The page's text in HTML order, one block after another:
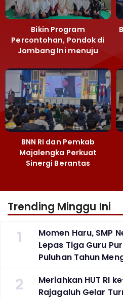
Bikin Program
Percontohan, Pondok di
Jombang Ini menuju
Mandiri Kelola Sampah
dan Ketahanan Pangan
BNN RI dan Pemkab
Majalengka Perkuat
Sinergi Berantas
Trending Minggu Ini
1
Momen Haru, SMP
Lepas Tiga Guru
Puluhan Tahun
2
Meriahkan HUT RI
Rajagaluh Gelar